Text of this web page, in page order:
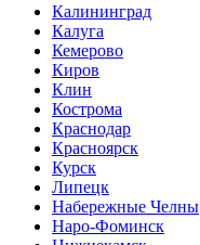
Калининград
Калуга
Кемерово
Киров
Клин
Кострома
Краснодар
Красноярск
Курск
Липецк
Набережные Челны
Наро-Фоминск